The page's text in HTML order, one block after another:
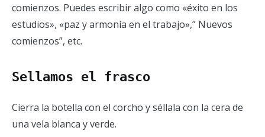
comienzos. Puedes escribir algo como «éxito en los
estudios», «paz y armonía en el trabajo»,” Nuevos
comienzos”, etc.
Sellamos el frasco
Cierra la botella con el corcho y séllala con la cera de
una vela blanca y verde.